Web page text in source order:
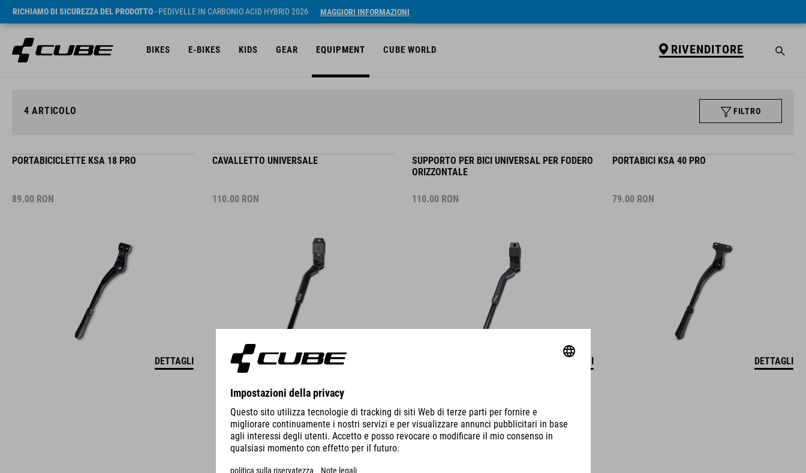
RICHIAMO DI SICUREZZA DEL PRODOTTO- PEDIVELLE IN CARBONIO ACID HYBRID 2026 MAGGIORI INFORMAZIONI
BIKES E-BIKES KIDS GEAR EQUIPMENT CUBE WORLD RIVENDITORE
4 ARTICOLO FILTRO
PORTABICICLETTE KSA 18 PRO
89.00 RON
DETTAGLI
CAVALLETTO UNIVERSALE
110.00 RON
SUPPORTO PER BICI UNIVERSAL PER FODERO
ORIZZONTALE
110.00 RON
DETTAGLI
PORTABICI KSA 40 PRO
79.00 RON
DETTAGLI